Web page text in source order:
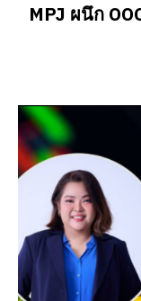
MPJ ผนึก